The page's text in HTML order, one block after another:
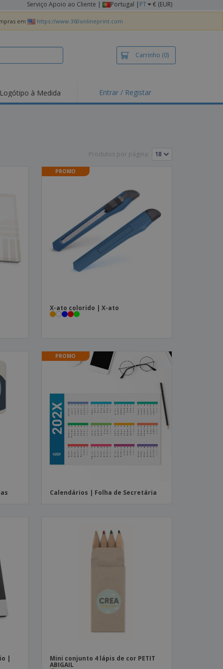
Serviço Apoio ao Cliente | Portugal | PT € (EUR)
em https://www.360onlineprint.com
Carrinho (0)
Logótipo à Medida Entrar / Registar
Produtos por página:
PROMO
X-ato colorido | X-ato
PROMO
Calendários | Folha de Secretária
| Mini conjunto 4 lápis de cor PETIT
ABIGAIL